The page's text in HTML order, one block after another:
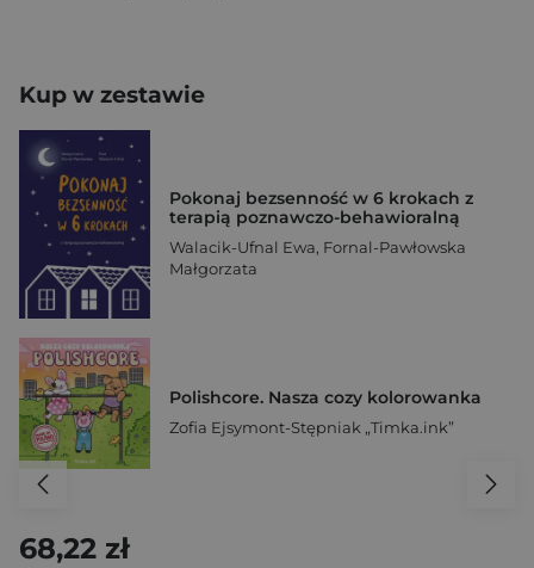
Kup w zestawie
Pokonaj bezsenność w 6 krokach z
terapią poznawczo-behawioralną
Walacik-Ufnal Ewa, Fornal-Pawłowska
Małgorzata
Polishcore. Nasza cozy kolorowanka
Zofia Ejsymont-Stępniak „Timka.ink”
68,22 zł